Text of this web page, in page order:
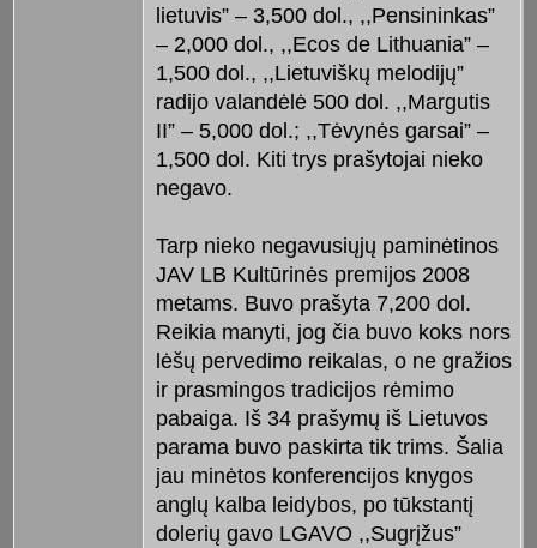
lietuvis” – 3,500 dol., ,,Pensininkas”
– 2,000 dol., ,,Ecos de Lithuania” –
1,500 dol., ,,Lietuviškų melodijų”
radijo valandėlė 500 dol. ,,Margutis
II” – 5,000 dol.; ,,Tėvynės garsai” –
1,500 dol. Kiti trys prašytojai nieko
negavo.
Tarp nieko negavusiųjų paminėtinos
JAV LB Kultūrinės premijos 2008
metams. Buvo prašyta 7,200 dol.
Reikia manyti, jog čia buvo koks nors
lėšų pervedimo reikalas, o ne gražios
ir prasmingos tradicijos rėmimo
pabaiga. Iš 34 prašymų iš Lietuvos
parama buvo paskirta tik trims. Šalia
jau minėtos konferencijos knygos
anglų kalba leidybos, po tūkstantį
dolerių gavo LGAVO ,,Sugrįžus”